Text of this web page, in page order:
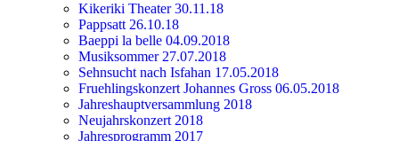
Kikeriki Theater 30.11.18
Pappsatt 26.10.18
Baeppi la belle 04.09.2018
Musiksommer 27.07.2018
Sehnsucht nach Isfahan 17.05.2018
Fruehlingskonzert Johannes Gross 06.05.2018
Jahreshauptversammlung 2018
Neujahrskonzert 2018
Jahresprogramm 2017